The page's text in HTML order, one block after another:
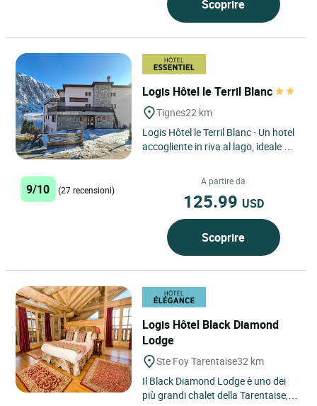
Scoprire
Logis Hôtel le Terril Blanc
Tignes22 km
Logis Hôtel le Terril Blanc - Un hotel
accogliente in riva al lago, ideale per
9/10 (27 recensioni)
A partire da
125.99 USD
Scoprire
Logis Hôtel Black Diamond
Lodge
Ste Foy Tarentaise32 km
Il Black Diamond Lodge è uno dei
più grandi chalet della Tarentaise,